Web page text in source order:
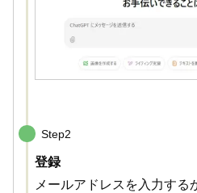
Step2
登録
メールアドレスを入力する